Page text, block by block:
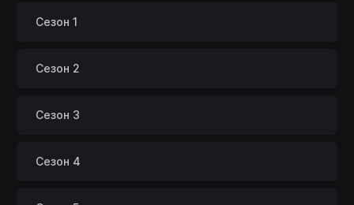
Сезон 1
Сезон 2
Сезон 3
Сезон 4